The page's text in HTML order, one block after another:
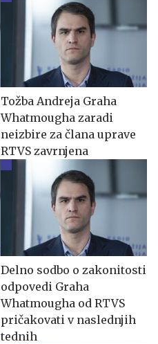
Tožba Andreja Graha
Whatmougha zaradi
neizbire za člana uprave
RTVS zavrnjena
Delno sodbo o zakonitosti
odpovedi Graha
Whatmougha od RTVS
pričakovati v naslednjih
tednih